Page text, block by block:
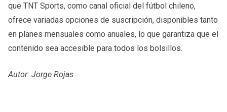
que TNT Sports, como canal oficial del fútbol chileno,
ofrece variadas opciones de suscripción, disponibles tanto
en planes mensuales como anuales, lo que garantiza que el
contenido sea accesible para todos los bolsillos.
Autor: Jorge Rojas